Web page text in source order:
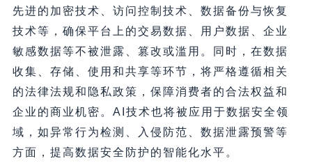
先进的加密技术、访问控制技术、数据备份与恢复
技术等，确保平台上的交易数据、用户数据、企业
敏感数据等不被泄露、篡改或滥用。同时，在数据
收集、存储、使用和共享等环节，将严格遵循相关
的法律法规和隐私政策，保障消费者的合法权益和
企业的商业机密。AI技术也将被应用于数据安全领
域，如异常行为检测、入侵防范、数据泄露预警等
方面，提高数据安全防护的智能化水平。